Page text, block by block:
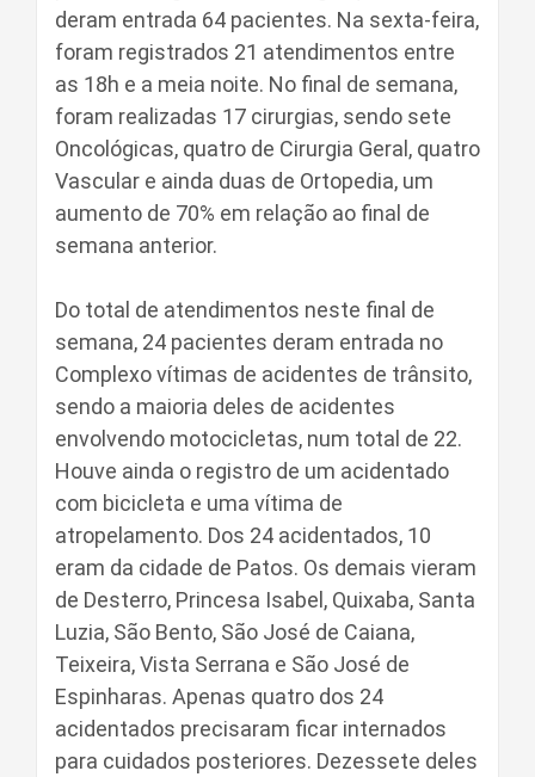
deram entrada 64 pacientes. Na sexta-feira,
foram registrados 21 atendimentos entre
as 18h e a meia noite. No final de semana,
foram realizadas 17 cirurgias, sendo sete
Oncológicas, quatro de Cirurgia Geral, quatro
Vascular e ainda duas de Ortopedia, um
aumento de 70% em relação ao final de
semana anterior.
Do total de atendimentos neste final de
semana, 24 pacientes deram entrada no
Complexo vítimas de acidentes de trânsito,
sendo a maioria deles de acidentes
envolvendo motocicletas, num total de 22.
Houve ainda o registro de um acidentado
com bicicleta e uma vítima de
atropelamento. Dos 24 acidentados, 10
eram da cidade de Patos. Os demais vieram
de Desterro, Princesa Isabel, Quixaba, Santa
Luzia, São Bento, São José de Caiana,
Teixeira, Vista Serrana e São José de
Espinharas. Apenas quatro dos 24
acidentados precisaram ficar internados
para cuidados posteriores. Dezessete deles